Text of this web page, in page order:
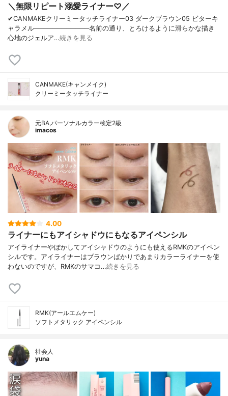
＼無限リピート溺愛ライナー♡／
✔︎CANMAKEクリーミータッチライナー03 ダークブラウン05 ビターキ
ャラメル────────────名前の通り、とろけるように滑らかな描き
心地のジェルア…続きを見る
CANMAKE(キャンメイク)
クリーミータッチライナー
元BA,パーソナルカラー検定2級
imacos
4.00
ライナーにもアイシャドウにもなるアイペンシル
アイライナーやぼかしてアイシャドウのようにも使えるRMKのアイペン
シルです。アイライナーはブラウンばかりであまりカラーライナーを使
わないのですが、RMKのサマコ…続きを見る
RMK(アールエムケー)
ソフトメタリック アイペンシル
社会人
yuna